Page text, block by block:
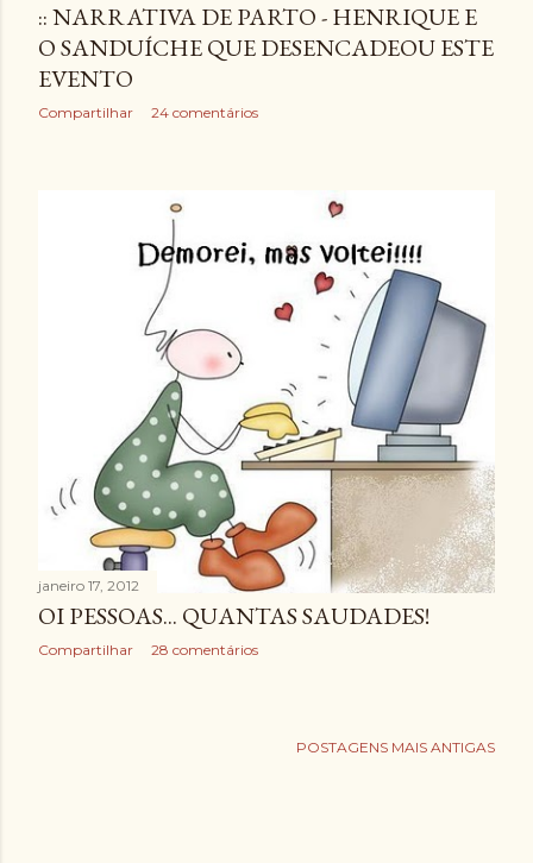
:: NARRATIVA DE PARTO - HENRIQUE E
O SANDUÍCHE QUE DESENCADEOU ESTE
EVENTO
Compartilhar 24 comentários
janeiro 17, 2012
OI PESSOAS... QUANTAS SAUDADES!
Compartilhar 28 comentários
POSTAGENS MAIS ANTIGAS